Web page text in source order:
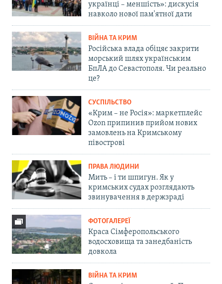
українці – меншість»: дискусія
навколо нової пам'ятної дати
ВІЙНА ТА КРИМ
Російська влада обіцяє закрити
морський шлях українським
БпЛА до Севастополя. Чи реально
це?
СУСПІЛЬСТВО
«Крим – не Росія»: маркетплейс
Ozon припинив прийом нових
замовлень на Кримському
півострові
ПРАВА ЛЮДИНИ
Мить – і ти шпигун. Як у
кримських судах розглядають
звинувачення в держзраді
ФОТОГАЛЕРЕЇ
Краса Сімферопольського
водосховища та занедбаність
довкола
ВІЙНА ТА КРИМ